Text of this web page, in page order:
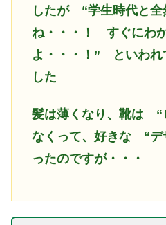
したが “学生時代と全
ね・・・！ すぐにわ
よ・・・！” といわれ
した
髪は薄くなり、靴は
なくって、好きな “
ったのですが・・・